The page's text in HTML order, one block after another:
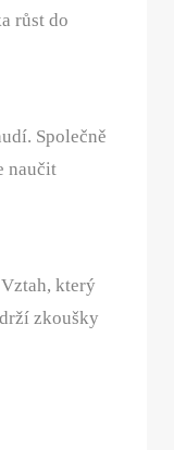
růst do
Společně
naučit
který
zkoušky